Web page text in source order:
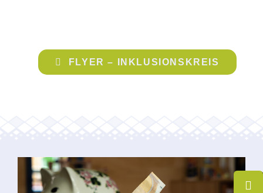
FLYER – INKLUSIONSKREIS